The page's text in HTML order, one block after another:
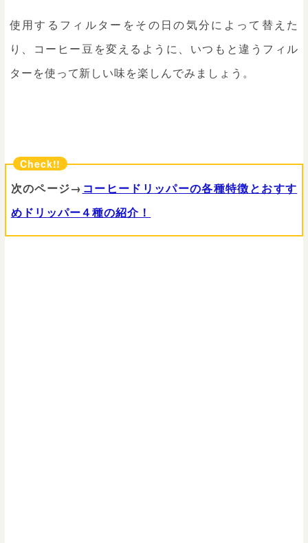
使用するフィルターをその日の気分によって替えた
り、コーヒー豆を変えるように、いつもと違うフィル
ターを使って新しい味を楽しんでみましょう。
次のページ→ コーヒードリッパーの各種特徴とおすす
めドリッパー４種の紹介！